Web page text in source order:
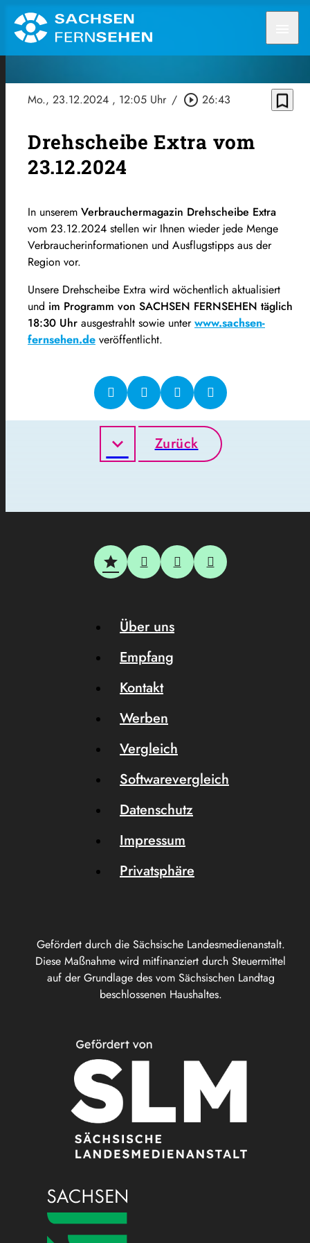
Mo., 23.12.2024 , 12:05 Uhr / play_circle_outline 26:43 bookmark_border
Drehscheibe Extra vom
23.12.2024
In unserem Verbrauchermagazin Drehscheibe Extra
vom 23.12.2024 stellen wir Ihnen wieder jede Menge
Verbraucherinformationen und Ausflugstipps aus der
Region vor.
Unsere Drehscheibe Extra wird wöchentlich aktualisiert
und im Programm von SACHSEN FERNSEHEN täglich
18:30 Uhr ausgestrahlt sowie unterwww.sachsen-
fernsehen.de veröffentlicht.
Zurück
Gefördert durch die Sächsische Landesmedienanstalt.
Diese Maßnahme wird mitfinanziert durch Steuermittel
auf der Grundlage des vom Sächsischen Landtag
beschlossenen Haushaltes.
Über uns
Empfang
Kontakt
Werben
Vergleich
Softwarevergleich
Datenschutz
Impressum
Privatsphäre